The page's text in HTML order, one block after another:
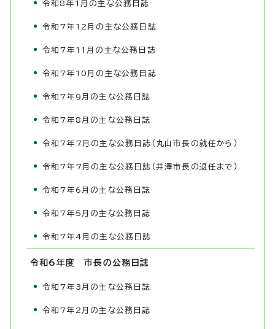
令和8年1月の主な公務日誌
令和7年12月の主な公務日誌
令和7年11月の主な公務日誌
令和7年10月の主な公務日誌
令和7年9月の主な公務日誌
令和7年8月の主な公務日誌
令和7年7月の主な公務日誌（丸山市長の就任から）
令和7年7月の主な公務日誌（井澤市長の退任まで）
令和7年6月の主な公務日誌
令和7年5月の主な公務日誌
令和7年4月の主な公務日誌
令和6年度 市長の公務日誌
令和7年3月の主な公務日誌
令和7年2月の主な公務日誌